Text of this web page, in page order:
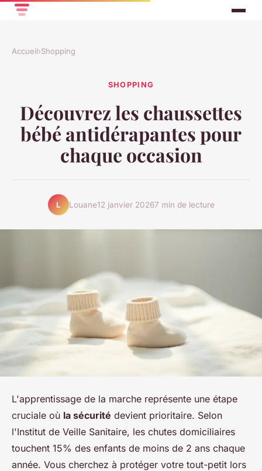
Accueil›Shopping
SHOPPING
Découvrez les chaussettes
bébé antidérapantes pour
chaque occasion
L Louane12 janvier 20267 min de lecture
L'apprentissage de la marche représente une étape
cruciale où la sécurité devient prioritaire. Selon
l'Institut de Veille Sanitaire, les chutes domiciliaires
touchent 15% des enfants de moins de 2 ans chaque
année. Vous cherchez à protéger votre tout-petit lors